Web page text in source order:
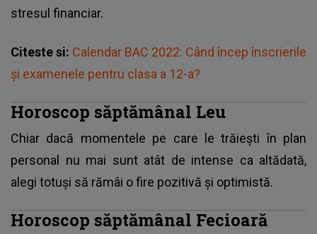
stresul financiar.
Citeste si: Calendar BAC 2022: Când încep înscrierile
şi examenele pentru clasa a 12-a?
Horoscop săptămânal Leu
Chiar dacă momentele pe care le trăieşti în plan
personal nu mai sunt atât de intense ca altădată,
alegi totuşi să rămâi o fire pozitivă şi optimistă.
Horoscop săptămânal Fecioară